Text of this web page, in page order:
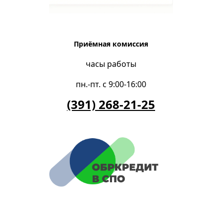
Приёмная комиссия
часы работы
пн.-пт. с 9:00-16:00
(391) 268-21-25